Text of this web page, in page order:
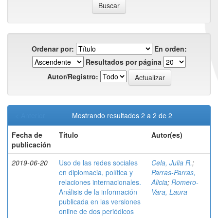
Ordenar por:
En orden:
Resultados por página
Autor/Registro:
Mostrando resultados 2 a 2 de 2
Fecha de
publicación
Título Autor(es)
2019-06-20
Uso de las redes sociales
en diplomacia, política y
relaciones internacionales.
Análisis de la información
publicada en las versiones
online de dos periódicos
Cela, Julia R.;
Parras-Parras,
Alicia; Romero-
Vara, Laura